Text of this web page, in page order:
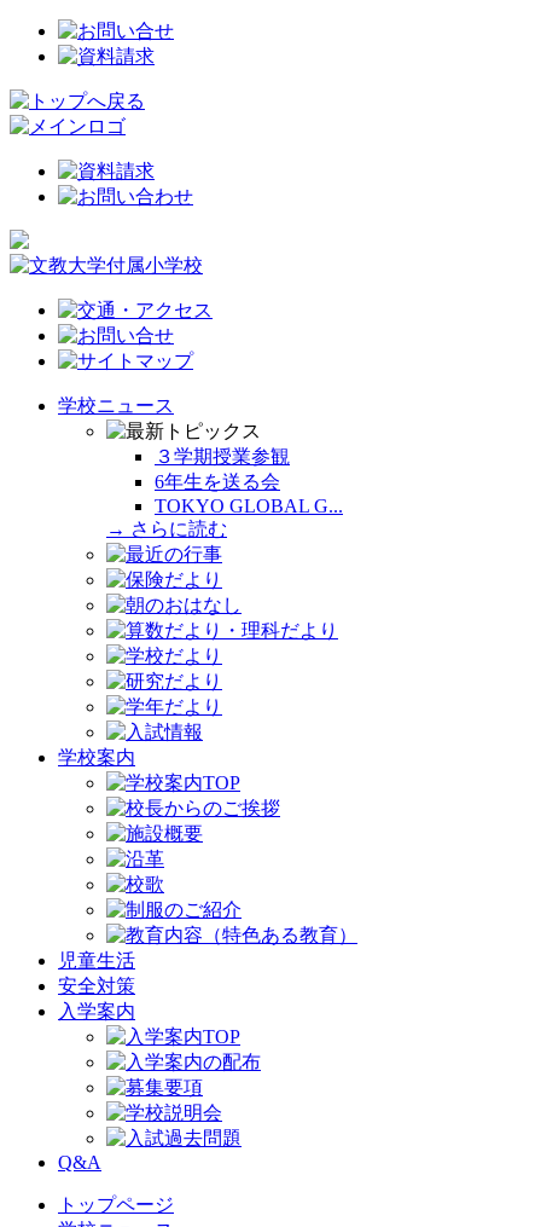
学校ニュース
３学期授業参観
6年生を送る会
TOKYO GLOBAL G...
→ さらに読む
学校案内
児童生活
安全対策
入学案内
Q&A
トップページ